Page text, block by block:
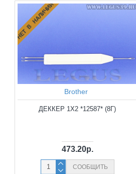
НЕТ В НАЛИЧИИ
Brother
ДЕККЕР 1X2 *12587* (8Г)
473.20р.
СООБЩИТЬ